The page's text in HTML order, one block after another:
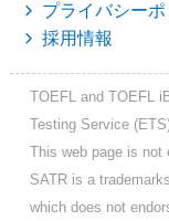
プライバシー
採用情報
TOEFL and TOEFL
Testing Service
This web page is
SATR is a
which does not